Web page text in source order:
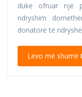
duke ofruar një
ndryshim
donatorë të
Lexo më shumë